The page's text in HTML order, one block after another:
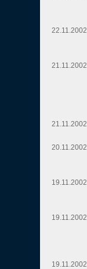
22.11.2002
21.11.2002
21.11.2002
20.11.2002
19.11.2002
19.11.2002
19.11.2002